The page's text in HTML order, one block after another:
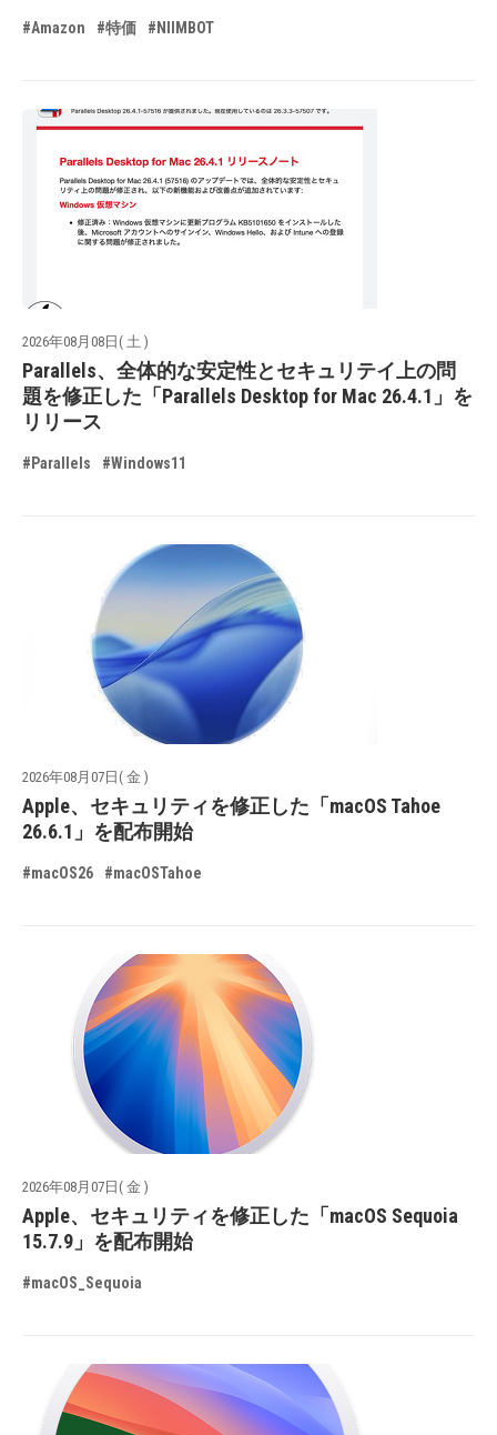
#Amazon #特価 #NIIMBOT
2026年08月08日( 土 )
Parallels、全体的な安定性とセキュリテイ上の問
題を修正した「Parallels Desktop for Mac 26.4.1」を
リリース
#Parallels #Windows11
2026年08月07日( 金 )
Apple、セキュリティを修正した「macOS Tahoe
26.6.1」を配布開始
#macOS26 #macOSTahoe
2026年08月07日( 金 )
Apple、セキュリティを修正した「macOS Sequoia
15.7.9」を配布開始
#macOS_Sequoia